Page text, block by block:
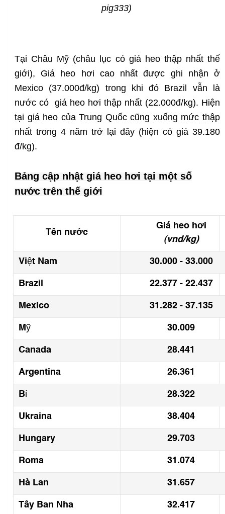
pig333)
Tại Châu Mỹ (châu lục có giá heo thập nhất thế
giới), Giá heo hơi cao nhất được ghi nhận ở
Mexico (37.000đ/kg) trong khi đó Brazil vẫn là
nước có giá heo hơi thập nhất (22.000đ/kg). Hiện
tại giá heo của Trung Quốc cũng xuống mức thập
nhất trong 4 năm trở lại đây (hiện có giá 39.180
đ/kg).
Bảng cập nhật giá heo hơi tại một số
nước trên thế giới
Tên nước
Giá heo hơi
(vnd/kg)
Việt Nam 30.000 - 33.000
Brazil 22.377 - 22.437
Mexico 31.282 - 37.135
Mỹ 30.009
Canada 28.441
Argentina 26.361
Bỉ 28.322
Ukraina 38.404
Hungary 29.703
Roma 31.074
Hà Lan 31.657
Tây Ban Nha 32.417